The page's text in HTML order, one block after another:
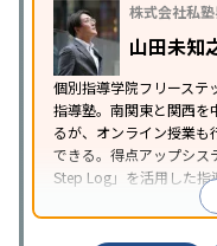
特徴
保証制度
トを利用
講習のみ
株式会社私
山田未知
個別指導学院フリーステ
指導塾。南関東と関西
るが、オンライン授業も
できる。得点アップシス
Step Log」を活用した指